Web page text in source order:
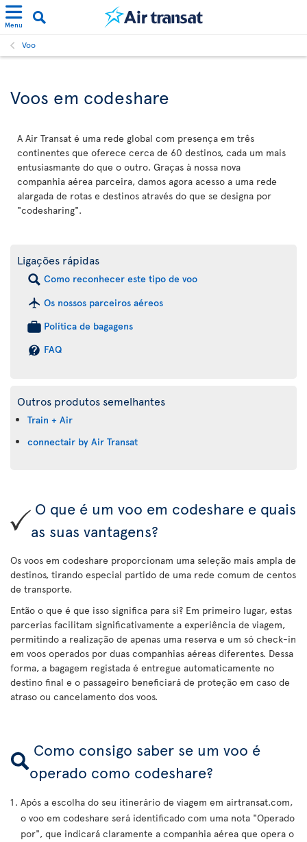
Menu
Voo
Voos em codeshare
A Air Transat é uma rede global com presença em três
continentes que oferece cerca de 60 destinos, cada um mais
entusiasmante do que o outro. Graças à nossa nova
companhia aérea parceira, damos agora acesso a uma rede
alargada de rotas e destinos através do que se designa por
"codesharing".
Ligações rápidas
Como reconhecer este tipo de voo
Os nossos parceiros aéreos
Política de bagagens
FAQ
Outros produtos semelhantes
Train + Air
connectair by Air Transat
O que é um voo em codeshare e quais
as suas vantagens?
Os voos em codeshare proporcionam uma seleção mais ampla de
destinos, tirando especial partido de uma rede comum de centos
de transporte.
Então o que é que isso significa para si? Em primeiro lugar, estas
parcerias facilitam significativamente a experiência de viagem,
permitindo a realização de apenas uma reserva e um só check-in
em voos operados por duas companhias aéreas diferentes. Dessa
forma, a bagagem registada é entregue automaticamente no
destino final e o passageiro beneficiará de proteção em caso de
atraso ou cancelamento dos voos.
Como consigo saber se um voo é
operado como codeshare?
Após a escolha do seu itinerário de viagem em airtransat.com,
o voo em codeshare será identificado com uma nota "Operado
por", que indicará claramente a companhia aérea que opera o